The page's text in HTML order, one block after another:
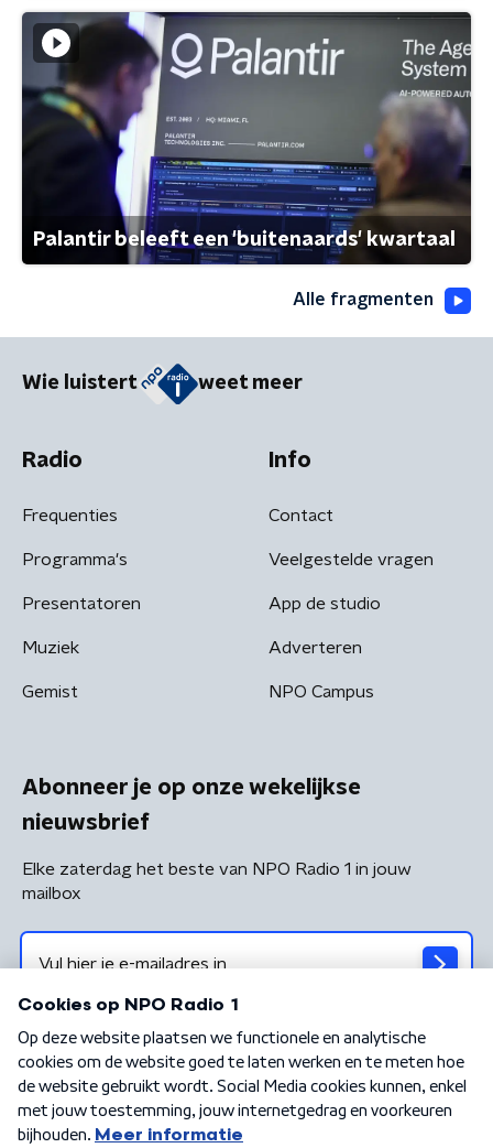
Palantir beleeft een 'buitenaards' kwartaal
Alle fragmenten
Wie luistert weet meer
Radio
Frequenties
Programma's
Presentatoren
Muziek
Gemist
Info
Contact
Veelgestelde vragen
App de studio
Adverteren
NPO Campus
Abonneer je op onze wekelijkse
nieuwsbrief
Elke zaterdag het beste van NPO Radio 1 in jouw
mailbox
Algemene voorwaarden